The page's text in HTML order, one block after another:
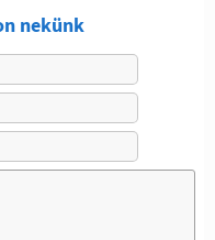
nekünk